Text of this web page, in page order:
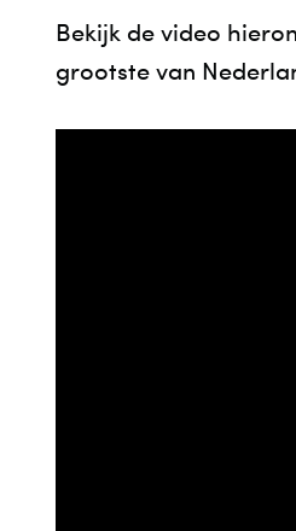
Bekijk de video
grootste van